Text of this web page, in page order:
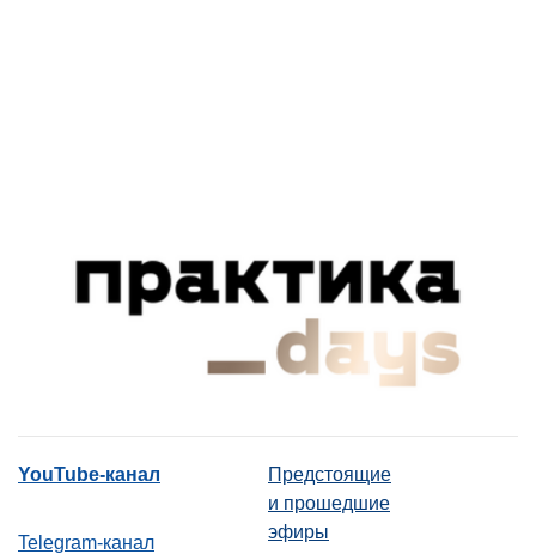
YouTube-канал
Telegram-канал
Предстоящие
и прошедшие
эфиры